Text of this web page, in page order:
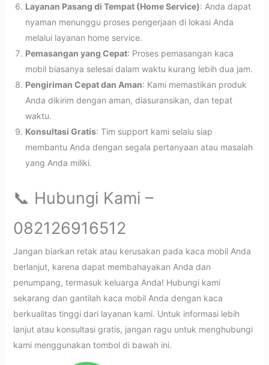
Layanan Pasang di Tempat (Home Service): Anda dapat
nyaman menunggu proses pengerjaan di lokasi Anda
melalui layanan home service.
Pemasangan yang Cepat: Proses pemasangan kaca
mobil biasanya selesai dalam waktu kurang lebih dua jam.
Pengiriman Cepat dan Aman: Kami memastikan produk
Anda dikirim dengan aman, diasuransikan, dan tepat
waktu.
Konsultasi Gratis: Tim support kami selalu siap
membantu Anda dengan segala pertanyaan atau masalah
yang Anda miliki.
📞 Hubungi Kami –
082126916512
Jangan biarkan retak atau kerusakan pada kaca mobil Anda
berlanjut, karena dapat membahayakan Anda dan
penumpang, termasuk keluarga Anda! Hubungi kami
sekarang dan gantilah kaca mobil Anda dengan kaca
berkualitas tinggi dari layanan kami. Untuk informasi lebih
lanjut atau konsultasi gratis, jangan ragu untuk menghubungi
kami menggunakan tombol di bawah ini.